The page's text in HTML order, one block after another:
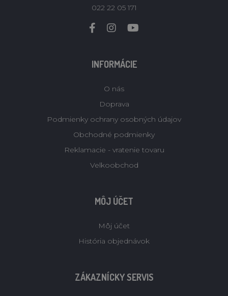
022 22 05 171
INFORMÁCIE
O nás
Doprava
Podmienky ochrany osobných údajov
Obchodné podmienky
Reklamacie - vratenie tovaru
Velkoobchod
MÔJ ÚČET
Môj účet
História objednávok
ZÁKAZNÍCKY SERVIS